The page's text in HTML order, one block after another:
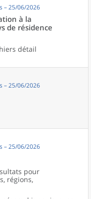
– 25/06/2026
à la
de résidence
détail
– 25/06/2026
– 25/06/2026
pour
régions,